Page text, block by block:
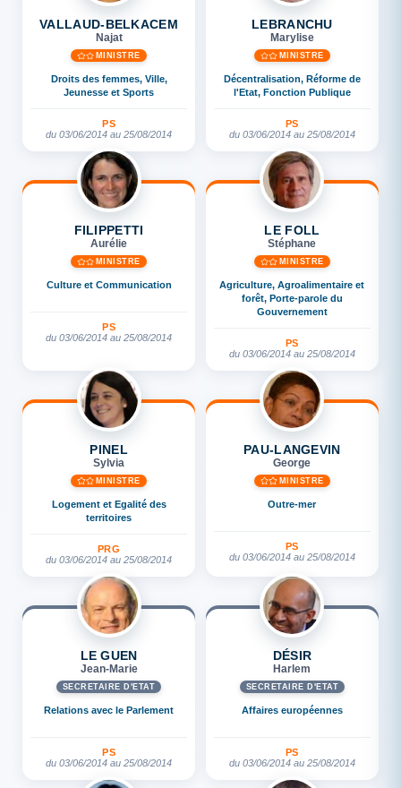
VALLAUD-BELKACEM
Najat
MINISTRE
Droits des femmes, Ville,
Jeunesse et Sports
PS
du 03/06/2014 au 25/08/2014
LEBRANCHU
Marylise
MINISTRE
Décentralisation, Réforme de
l'Etat, Fonction Publique
PS
du 03/06/2014 au 25/08/2014
FILIPPETTI
Aurélie
MINISTRE
Culture et Communication
PS
du 03/06/2014 au 25/08/2014
LE FOLL
Stéphane
MINISTRE
Agriculture, Agroalimentaire et
forêt, Porte-parole du
Gouvernement
PS
du 03/06/2014 au 25/08/2014
PINEL
Sylvia
MINISTRE
Logement et Egalité des
territoires
PRG
du 03/06/2014 au 25/08/2014
PAU-LANGEVIN
George
MINISTRE
Outre-mer
PS
du 03/06/2014 au 25/08/2014
LE GUEN
Jean-Marie
SECRÉTAIRE D'ETAT
Relations avec le Parlement
PS
du 03/06/2014 au 25/08/2014
DÉSIR
Harlem
SECRÉTAIRE D'ETAT
Affaires européennes
PS
du 03/06/2014 au 25/08/2014